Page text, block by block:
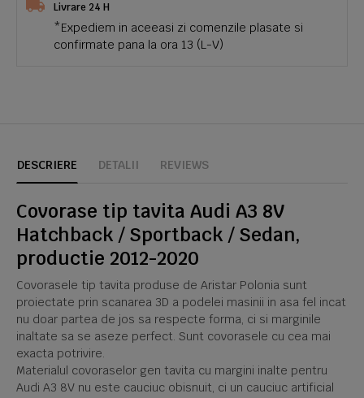
Livrare 24 H
*Expediem in aceeasi zi comenzile plasate si
confirmate pana la ora 13 (L-V)
DESCRIERE DETALII REVIEWS
Covorase tip tavita Audi A3 8V
Hatchback / Sportback / Sedan,
productie 2012-2020
Covorasele tip tavita produse de Aristar Polonia sunt
proiectate prin scanarea 3D a podelei masinii in asa fel incat
nu doar partea de jos sa respecte forma, ci si marginile
inaltate sa se aseze perfect. Sunt covorasele cu cea mai
exacta potrivire.
Materialul covoraselor gen tavita cu margini inalte pentru
Audi A3 8V nu este cauciuc obisnuit, ci un cauciuc artificial